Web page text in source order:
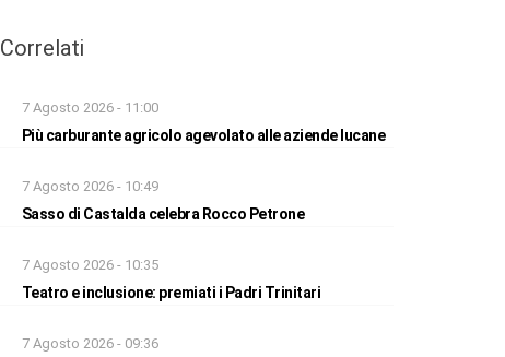
Correlati
7 Agosto 2026 - 11:00
Più carburante agricolo agevolato alle aziende lucane
7 Agosto 2026 - 10:49
Sasso di Castalda celebra Rocco Petrone
7 Agosto 2026 - 10:35
Teatro e inclusione: premiati i Padri Trinitari
7 Agosto 2026 - 09:36